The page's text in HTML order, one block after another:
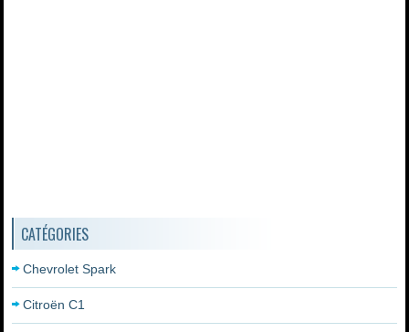
CATÉGORIES
Chevrolet Spark
Citroën C1